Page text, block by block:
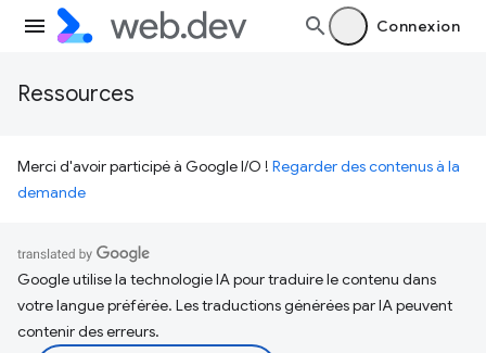
Connexion
Ressources
Merci d'avoir participé à Google I/O ! Regarder des contenus à la
demande
Google utilise la technologie IA pour traduire le contenu dans
votre langue préférée. Les traductions générées par IA peuvent
contenir des erreurs.